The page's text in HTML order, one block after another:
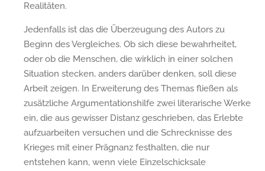
Realitäten.
Jedenfalls ist das die Überzeugung des Autors zu
Beginn des Vergleiches. Ob sich diese bewahrheitet,
oder ob die Menschen, die wirklich in einer solchen
Situation stecken, anders darüber denken, soll diese
Arbeit zeigen. In Erweiterung des Themas fließen als
zusätzliche Argumentationshilfe zwei literarische Werke
ein, die aus gewisser Distanz geschrieben, das Erlebte
aufzuarbeiten versuchen und die Schrecknisse des
Krieges mit einer Prägnanz festhalten, die nur
entstehen kann, wenn viele Einzelschicksale